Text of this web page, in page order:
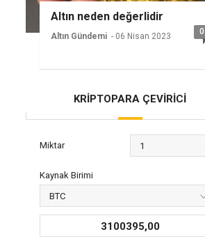
Altın neden değerlidir
Altın Gündemi - 06 Nisan 2023 0
KRİPTOPARA ÇEVİRİCİ
Miktar
Kaynak Birimi
3100395,00